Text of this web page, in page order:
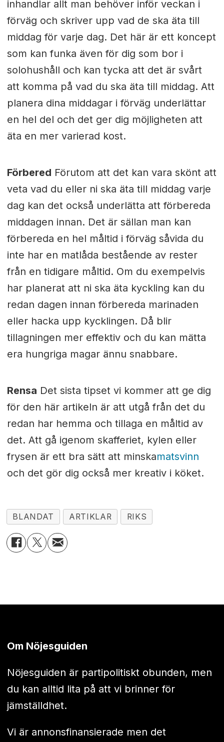
inhandlar allt man behöver inför veckan i
förväg och skriver upp vad de ska äta till
middag för varje dag. Det här är ett koncept
som kan funka även för dig som bor i
solohushåll och kan tycka att det är svårt
att komma på vad du ska äta till middag. Att
planera dina middagar i förväg underlättar
en hel del och det ger dig möjligheten att
äta en mer varierad kost.
Förbered Förutom att det kan vara skönt att
veta vad du eller ni ska äta till middag varje
dag kan det också underlätta att förbereda
middagen innan. Det är sällan man kan
förbereda en hel måltid i förväg såvida du
inte har en matlåda bestående av rester
från en tidigare måltid. Om du exempelvis
har planerat att ni ska äta kyckling kan du
redan dagen innan förbereda marinaden
eller hacka upp kycklingen. Då blir
tillagningen mer effektiv och du kan mätta
era hungriga magar ännu snabbare.
Rensa Det sista tipset vi kommer att ge dig
för den här artikeln är att utgå från det du
redan har hemma och tillaga en måltid av
det. Att gå igenom skafferiet, kylen eller
frysen är ett bra sätt att minskamatsvinn
och det gör dig också mer kreativ i köket.
BLANDAT ARTIKLAR RIKS
Om Nöjesguiden
Nöjesguiden är partipolitiskt obunden, men
du kan alltid lita på att vi brinner för
jämställdhet.
Vi är annonsfinansierade men det